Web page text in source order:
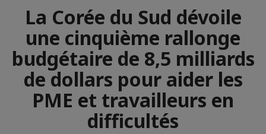
La Corée du Sud dévoile
une cinquième rallonge
budgétaire de 8,5 milliards
de dollars pour aider les
PME et travailleurs en
difficultés